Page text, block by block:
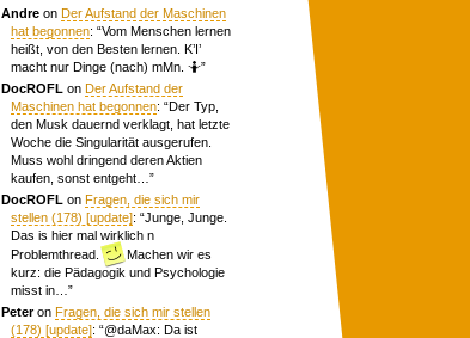
Andre onDer Aufstand der Maschinen
hat begonnen: “Vom Menschen lernen
heißt, von den Besten lernen. K’I’
macht nur Dinge (nach) mMn. 🤷”
DocROFL onDer Aufstand der
Maschinen hat begonnen: “Der Typ,
den Musk dauernd verklagt, hat letzte
Woche die Singularität ausgerufen.
Muss wohl dringend deren Aktien
kaufen, sonst entgeht… ”
DocROFL onFragen, die sich mir
stellen (178) [update]: “Junge, Junge.
Das is hier mal wirklich n
Problemthread.
Machen wir es
kurz: die Pädagogik und Psychologie
misst in… ”
PeteronFragen, die sich mir stellen
(178) [update]: “@daMax: Da ist